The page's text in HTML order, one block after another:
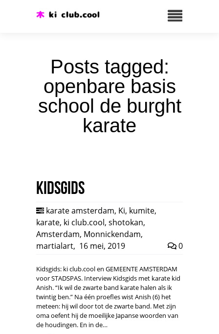
Posts tagged:
openbare basis
school de burght
karate
Kidsgids
karate amsterdam, Ki, kumite,
karate, ki club.cool, shotokan,
Amsterdam, Monnickendam,
martialart, 16 mei, 2019 0
Kidsgids: ki club.cool en GEMEENTE AMSTERDAM
voor STADSPAS. Interview Kidsgids met karate kid
Anish. “Ik wil de zwarte band karate halen als ik
twintig ben.” Na één proefles wist Anish (6) het
meteen: hij wil door tot de zwarte band. Met zijn
oma oefent hij de moeilijke Japanse woorden van
de houdingen. En in de…